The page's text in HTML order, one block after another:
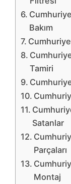
Bakım
Tamiri
Satanlar
Parçaları
Montaj